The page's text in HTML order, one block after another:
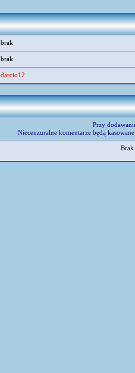
brak
brak
darcio12
Przy
Niecenzuralne komentarze będą